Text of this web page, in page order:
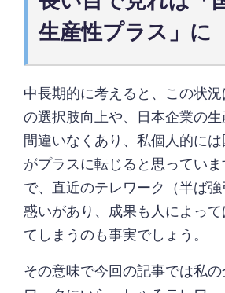
生産性プラス」に
中長期的に考えると、この状
の選択肢向上や、日本企業の
間違いなくあり、私個人的に
がプラスに転じると思ってい
で、直近のテレワーク（半ば
惑いがあり、成果も人によっ
てしまうのも事実でしょう。
その意味で今回の記事では私の